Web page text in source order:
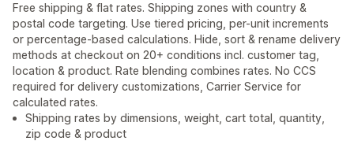
Free shipping & flat rates. Shipping zones with country &
postal code targeting. Use tiered pricing, per-unit increments
or percentage-based calculations. Hide, sort & rename delivery
methods at checkout on 20+ conditions incl. customer tag,
location & product. Rate blending combines rates. No CCS
required for delivery customizations, Carrier Service for
calculated rates.
Shipping rates by dimensions, weight, cart total, quantity,
zip code & product